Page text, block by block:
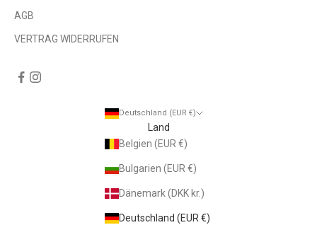
AGB
VERTRAG WIDERRUFEN
Deutschland (EUR €)
Land
Belgien (EUR €)
Bulgarien (EUR €)
Dänemark (DKK kr.)
Deutschland (EUR €)